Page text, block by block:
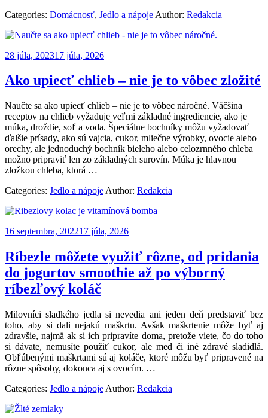
Categories: Domácnosť, Jedlo a nápoje Author: Redakcia
28 júla, 202317 júla, 2026
Ako upiecť chlieb – nie je to vôbec zložité
Naučte sa ako upiecť chlieb – nie je to vôbec náročné. Väčšina
receptov na chlieb vyžaduje veľmi základné ingrediencie, ako je
múka, droždie, soľ a voda. Špeciálne bochníky môžu vyžadovať
ďalšie prísady, ako sú vajcia, cukor, mliečne výrobky, ovocie alebo
orechy, ale jednoduchý bochník bieleho alebo celozrnného chleba
možno pripraviť len zo základných surovín. Múka je hlavnou
zložkou chleba, ktorá …
Categories: Jedlo a nápoje Author: Redakcia
16 septembra, 202217 júla, 2026
Ríbezle môžete využiť rôzne, od pridania
do jogurtov smoothie až po výborný
ríbezľový koláč
Milovníci sladkého jedla si nevedia ani jeden deň predstaviť bez
toho, aby si dali nejakú maškrtu. Avšak maškrtenie môže byť aj
zdravšie, najmä ak si ich pripravíte doma, pretože viete, čo do toho
si dávate, nemusíte použiť cukor, ale med či iné zdravé sladidlá.
Obľúbenými maškrtami sú aj koláče, ktoré môžu byť pripravené na
rôzne spôsoby, dokonca aj s ovocím. …
Categories: Jedlo a nápoje Author: Redakcia